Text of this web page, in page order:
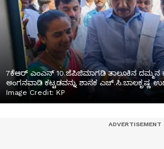
7ಕೆಆರ್ ಎಂಎನ್ 10.ಜೆಪಿಜಿಮಾಗಡಿ ತಾಲೂಕಿನ ದಮ್ಮನ
ಅಂಗನವಾಡಿ ಕಟ್ಟಡವನ್ನು ಶಾಸಕ ಎಚ್.ಸಿ.ಬಾಲಕೃಷ್ಣ
Image Credit: KP